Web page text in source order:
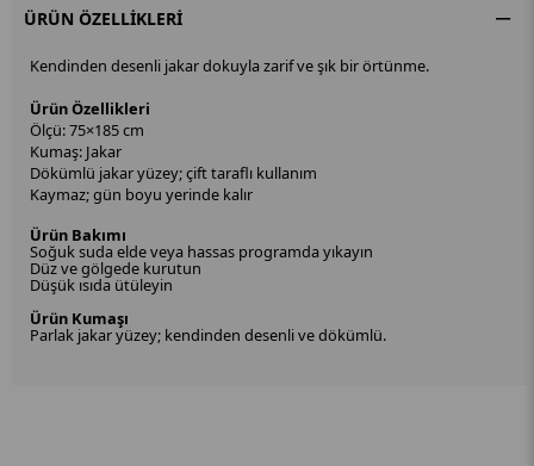
ÜRÜN ÖZELLIKLERI
Kendinden desenli jakar dokuyla zarif ve şık bir örtünme.
Ürün Özellikleri
Ölçü: 75×185 cm
Kumaş: Jakar
Dökümlü jakar yüzey; çift taraflı kullanım
Kaymaz; gün boyu yerinde kalır
Ürün Bakımı
Soğuk suda elde veya hassas programda yıkayın
Düz ve gölgede kurutun
Düşük ısıda ütüleyin
Ürün Kumaşı
Parlak jakar yüzey; kendinden desenli ve dökümlü.